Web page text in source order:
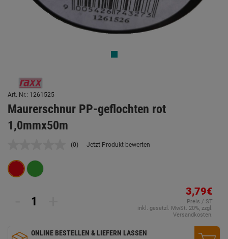
Art. Nr.: 1261525
Maurerschnur PP-geflochten rot
1,0mmx50m
Kein
(0) Jetzt Produkt bewerten
3,79€
Preis / ST
inkl. gesetzl. MwSt. 20%, zzgl.
Versandkosten.
ONLINE BESTELLEN & LIEFERN LASSEN